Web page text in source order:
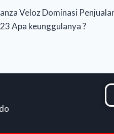
Veloz Dominasi
Apa keunggulanya ?